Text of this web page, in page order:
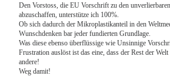
Den Vorstoss, die EU Vorschrift zu den
abzuschaffen, unterstütze ich 100%.
Ob sich dadurch der Mikroplastikanteil in den
Wunschdenken bar jeder fundierten Grundlage.
Was diese ebenso überflüssige wie Unsinnige
Frustration auslöst ist das eine, dass der Rest der
andere!
Weg damit!